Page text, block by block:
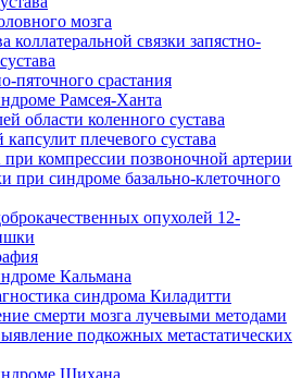
мозга
коллатеральной связки запястно-
пяточного срастания
Рамсея-Ханта
области коленного сустава
плечевого сустава
компрессии позвоночной артерии
при синдроме базально-клеточного
опухолей 12-
Кальмана
синдрома Киладитти
смерти мозга лучевыми методами
подкожных метастатических
Шихана